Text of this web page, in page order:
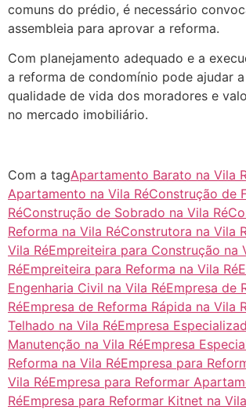
comuns do prédio, é necessário
assembleia para aprovar a reforma.
Com planejamento adequado e a
a reforma de condomínio pode ajudar
qualidade de vida dos moradores e
no mercado imobiliário.
Com a tagApartamento Barato na Vila
Apartamento na Vila RéConstrução de
RéConstrução de Sobrado na Vila Ré
Reforma na Vila RéConstrutora na Vila
Vila RéEmpreiteira para Construção na
RéEmpreiteira para Reforma na Vila Ré
Engenharia Civil na Vila RéEmpresa de
RéEmpresa de Reforma Rápida na Vila
Telhado na Vila RéEmpresa
Manutenção na Vila RéEmpresa
Reforma na Vila RéEmpresa para
Vila RéEmpresa para Reformar
RéEmpresa para Reformar Kitnet na